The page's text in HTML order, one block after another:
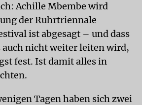
Achille Mbembe wird
der Ruhrtriennale
ist abgesagt – und dass
auch nicht weiter leiten wird,
fest. Ist damit alles in
Tagen haben sich zwei